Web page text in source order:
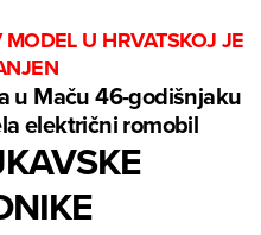
MODEL U HRVATSKOJ JE
u Maču 46-godišnjaku
električni romobil